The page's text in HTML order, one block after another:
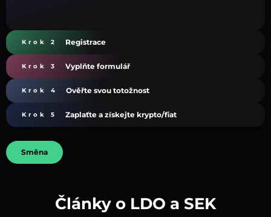
Krok 2 Registrace
Krok 3 Vyplňte formulář
Krok 4 Ověřte svou totožnost
Krok 5 Zaplaťte a získejte krypto/fiat
Směna
Články o LDO a SEK